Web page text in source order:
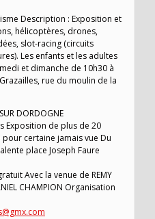
Description : Exposition et
hélicoptères, drones,
slot-racing (circuits
Les enfants et les adultes
et dimanche de 10h30 à
rue du moulin de la
DORDOGNE
Exposition de plus de 20
certaine jamais vue Du
place Joseph Faure
Avec la venue de REMY
CHAMPION Organisation